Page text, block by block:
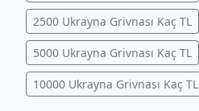
2500 Ukrayna Grivnası Kaç TL
5000 Ukrayna Grivnası Kaç TL
10000 Ukrayna Grivnası Kaç TL